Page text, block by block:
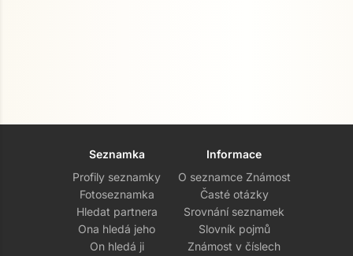
Seznamka
Profily seznamky
Fotoseznamka
Hledat partnera
Ona hledá jeho
On hledá ji
Informace
O seznamce Známost
Časté otázky
Srovnání seznamek
Slovník pojmů
Známost v číslech